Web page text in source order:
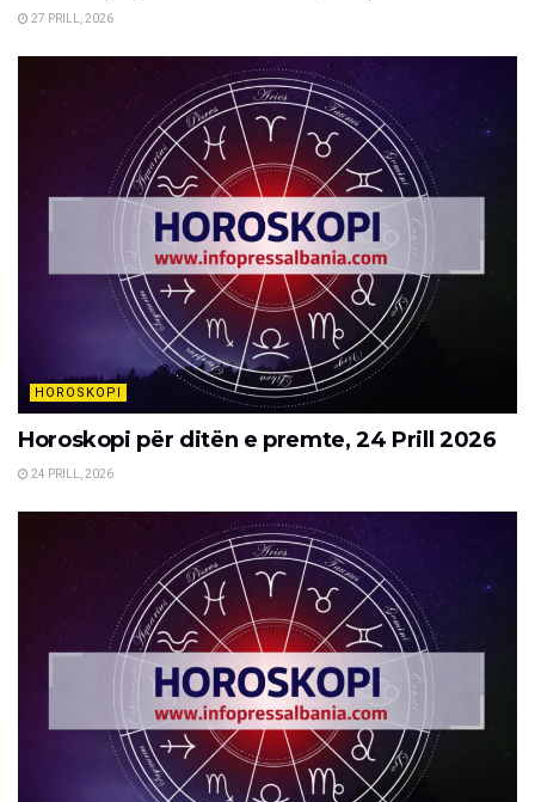
27 PRILL, 2026
HOROSKOPI
Horoskopi për ditën e premte, 24 Prill 2026
24 PRILL, 2026